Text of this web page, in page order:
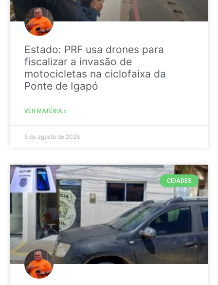
Estado: PRF usa drones para
fiscalizar a invasão de
motocicletas na ciclofaixa da
Ponte de Igapó
VER MATÉRIA »
5 de agosto de 2026
CIDADES